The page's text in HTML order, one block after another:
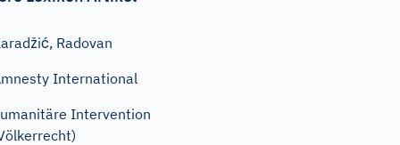
Radovan
International
Intervention